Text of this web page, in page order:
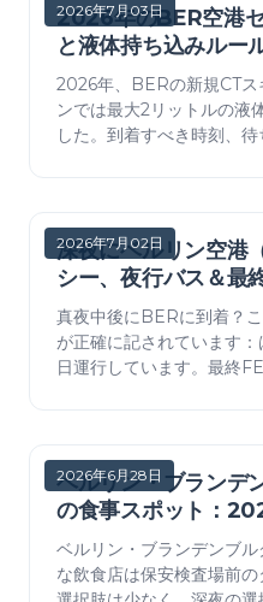
2026年7月03日
2026年のBER空港
と液体持ち込みルー
2026年、BERの新規CTス
ンでは最大2リットルの液
した。到着すべき時刻、
2026年7月02日
深夜にベルリン空港
シー、夜行バス＆最
真夜中後にBERに到着？
が正確に記されています
日運行しています。最終
2026年6月28日
ベルリン・ブランデ
の食事スポット：
ベルリン・ブランデンブ
な飲食店は保安検査場前